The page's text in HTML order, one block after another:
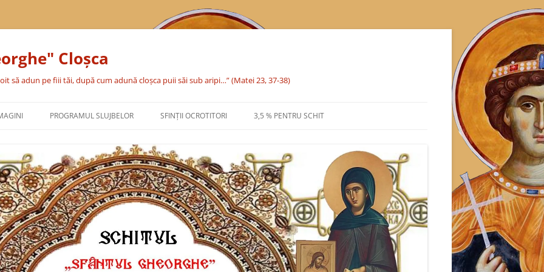
Cloşca
să adun pe fiii tăi, după cum adună cloşca puii săi sub aripi…” (Matei 23, 37-38)
PROGRAMUL SLUJBELOR SFINŢII OCROTITORI
SFÂNTUL MARE MUCENIC
GHEORGHE
3,5 % PENTRU SCHIT